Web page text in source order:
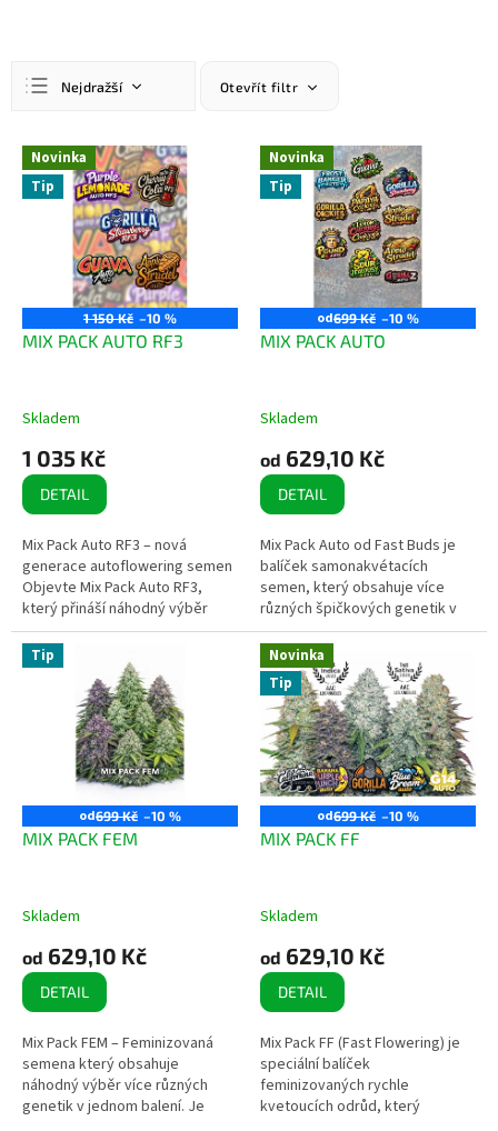
e
n
u
Nejdražší
Nejprodávanější
Abecedně
Otevřít filtr
V
p
Novinka
Tip
1 150 Kč –10 %
MIX PACK AUTO RF3
Skladem
1 035 Kč
DETAIL
Mix Pack Auto RF3 – nová
generace autoflowering semen
Objevte Mix Pack Auto RF3,
který přináší náhodný výběr
nejnovějších samonakvétacích
strainů za skvělou cenu. Každé
balení...
Novinka
Tip
od699 Kč –10 %
MIX PACK AUTO
Skladem
od 629,10 Kč
DETAIL
Mix Pack Auto od Fast Buds je
balíček samonakvétacích
semen, který obsahuje více
různých špičkových genetik v
jednom balení. Je určen pro ty,
kteří chtějí rozmanitost,...
Tip
od699 Kč –10 %
MIX PACK FEM
Skladem
od 629,10 Kč
DETAIL
Mix Pack FEM – Feminizovaná
semena který obsahuje
náhodný výběr více různých
genetik v jednom balení. Je
Novinka
Tip
od699 Kč –10 %
MIX PACK FF
Skladem
od 629,10 Kč
DETAIL
Mix Pack FF (Fast Flowering) je
speciální balíček
feminizovaných rychle
kvetoucích odrůd, který